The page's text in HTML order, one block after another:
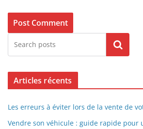
Search
Articles récents
Les erreurs à éviter lors de la vente de
Vendre son véhicule : guide rapide pour